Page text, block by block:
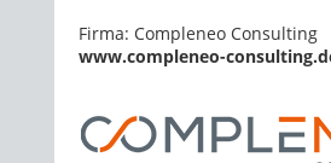
Firma: Compleneo Consulting
www.compleneo-